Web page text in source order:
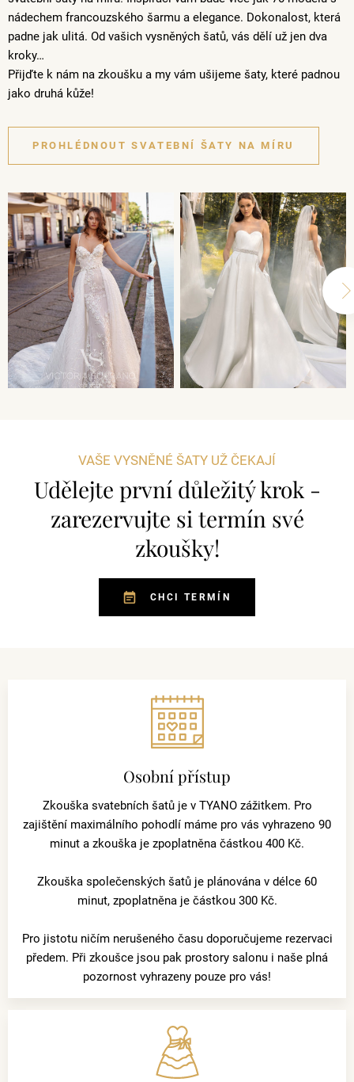
nádechem francouzského šarmu a elegance. Dokonalost, která
padne jak ulitá. Od vašich vysněných šatů, vás dělí už jen dva
kroky…
Přijďte k nám na zkoušku a my vám ušijeme šaty, které padnou
jako druhá kůže!
PROHLÉDNOUT SVATEBNÍ ŠATY NA MÍRU
VAŠE VYSNĚNÉ ŠATY UŽ ČEKAJÍ
Udělejte první důležitý krok -
zarezervujte si termín své
zkoušky!
CHCI TERMÍN
Osobní přístup
Zkouška svatebních šatů je v TYANO zážitkem. Pro
zajištění maximálního pohodlí máme pro vás vyhrazeno 90
minut a zkouška je zpoplatněna částkou 400 Kč.
Zkouška společenských šatů je plánována v délce 60
minut, zpoplatněna je částkou 300 Kč.
Pro jistotu ničím nerušeného času doporučujeme rezervaci
předem. Při zkoušce jsou pak prostory salonu i naše plná
pozornost vyhrazeny pouze pro vás!